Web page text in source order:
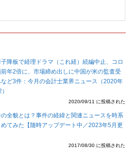
降板で経理ドラマ（これ経）続編中止、コロ
年2倍に、市場締め出しに中国が米の監査受
など3件：今月の会計士業界ニュース（2020年
2020/09/11 に投稿された
全貌とは？事件の経緯と関連ニュースを時系
てみた【随時アップデート中／2023年5月更
2017/08/30 に投稿された